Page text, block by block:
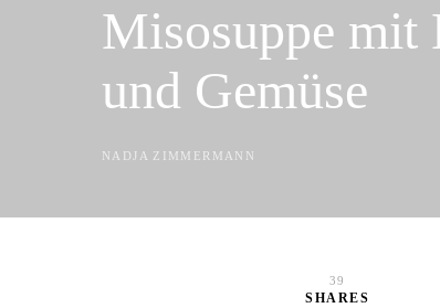
Misosuppe mit
und Gemüse
NADJA ZIMMERMANN
39
SHARES